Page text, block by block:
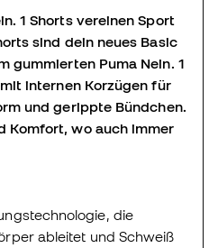
1 Shorts vereinen Sport
sind dein neues Basic
gummierten Puma Nein. 1
internen Korzügen für
und gerippte Bündchen.
Komfort, wo auch immer
die
ableitet und Schweiß